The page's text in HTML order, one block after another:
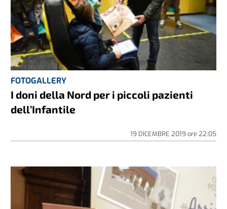
FOTOGALLERY
I doni della Nord per i piccoli pazienti
dell’Infantile
19 DICEMBRE 2019 ore 22:05